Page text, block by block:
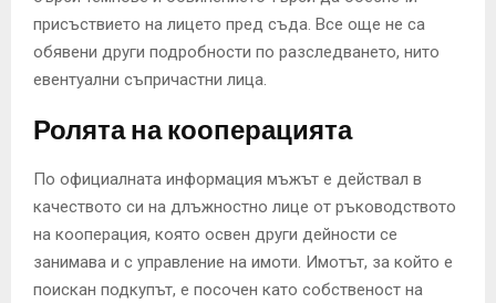
присъствието на лицето пред съда. Все още не са
обявени други подробности по разследването, нито
евентуални съпричастни лица.
Ролята на кооперацията
По официалната информация мъжът е действал в
качеството си на длъжностно лице от ръководството
на кооперация, която освен други дейности се
занимава и с управление на имоти. Имотът, за който е
поискан подкупът, е посочен като собственост на